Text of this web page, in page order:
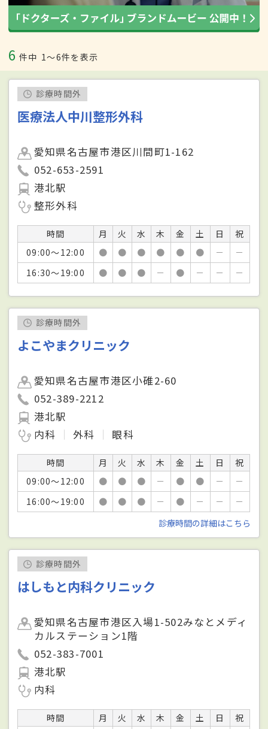
6 件中 1〜6件を表示
診療時間外
医療法人中川整形外科
愛知県名古屋市港区川間町1-162
052-653-2591
港北駅
整形外科
時間 月 火 水 木 金 土 日
祝
09:00～12:00
● ● ● ● ● ● －
－
16:30～19:00
● ● ● － ● － － －
診療時間外
よこやまクリニック
愛知県名古屋市港区小碓2-60
052-389-2212
港北駅
内科
外科 眼科
時間 月 火 水 木 金 土 日
祝
09:00～12:00
● ● ● － ● ● －
－
16:00～19:00
● ● ● － ● － －
－
診療時間の詳細はこちら
診療時間外
はしもと内科クリニック
愛知県名古屋市港区入場1-502みなとメディ
カルステーション1階
052-383-7001
港北駅
内科
時間 月 火 水 木 金 土 日
祝